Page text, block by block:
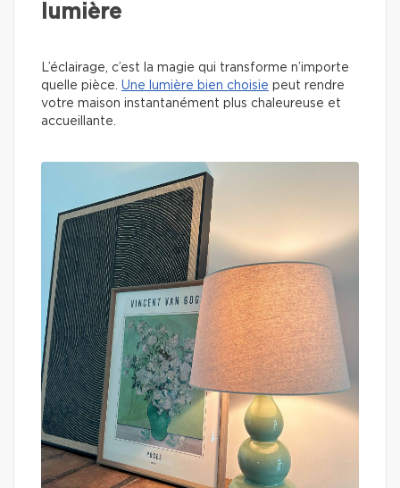
lumière
L’éclairage, c’est la magie qui transforme n’importe
quelle pièce. Une lumière bien choisie peut rendre
votre maison instantanément plus chaleureuse et
accueillante.